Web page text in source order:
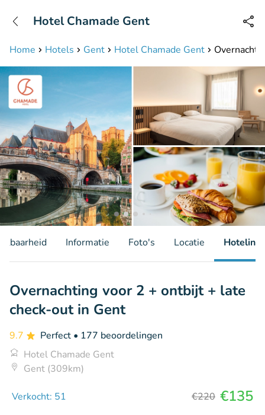
Bereikbaar tot 23:00 uur
Home Hotels Gent Hotel Chamade Gent
Hotel Chamade Gent
Informatie Foto's Locatie Hotelinfo
Overnachting voor 2 + ontbijt + late
check-out in Gent
9.7 Perfect • 177 beoordelingen
Hotel Chamade Gent
Gent (309km)
Verkocht: 51 €220 €135